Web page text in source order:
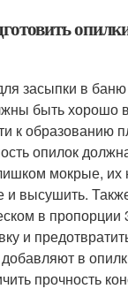
засыпки в
быть хорошо
к образованию
опилок
мокрые, их
и высушить.
в пропорции
и
в
прочность